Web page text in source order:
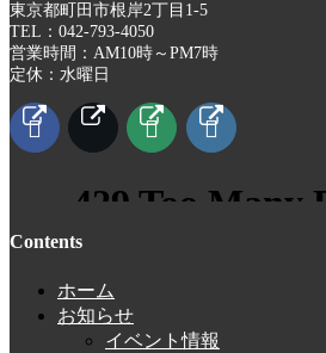
東京都町田市根岸2丁目1-5
TEL：042-793-4050
営業時間：AM10時～PM7時
定休：水曜日
Contents
ホーム
お知らせ
イベント情報